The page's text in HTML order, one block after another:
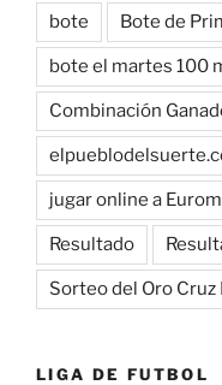
bote Bote de
bote el martes 100
Combinación
jugar online a
Resultado
Sorteo del Oro Cruz
LIGA DE FUTBOL